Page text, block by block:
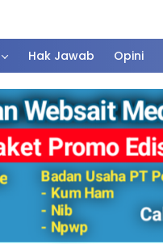
Hak Jawab Opini